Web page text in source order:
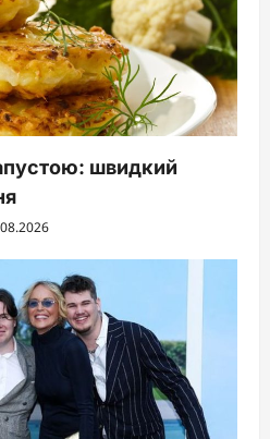
швидкий